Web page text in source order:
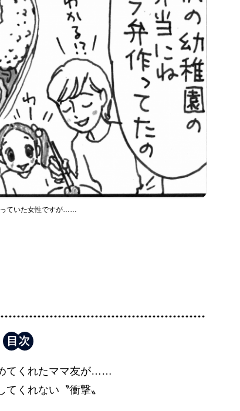
ていた女性ですが……
てくれたママ友が……
てくれない〝衝撃〟